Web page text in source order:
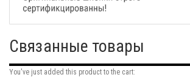
Связанные товары
You've just added this product to the cart: